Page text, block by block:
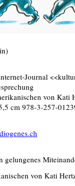
Journal
von Kati
cm 978-3-257-
von Kati